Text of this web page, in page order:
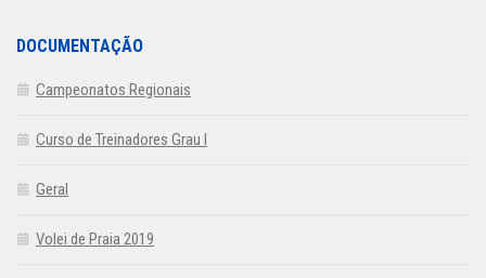
DOCUMENTAÇÃO
Campeonatos Regionais
Curso de Treinadores Grau I
Geral
Volei de Praia 2019